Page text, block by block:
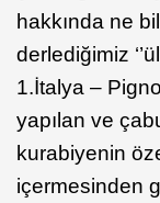
hakkında ne
derlediğimiz
1.İtalya –
yapılan ve
kurabiyenin
içermesinden